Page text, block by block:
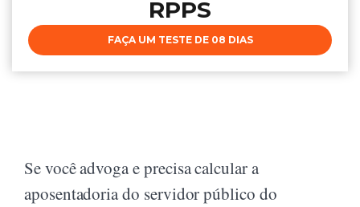
RPPS
FAÇA UM TESTE DE 08 DIAS
Se você advoga e precisa calcular a
aposentadoria do servidor público do